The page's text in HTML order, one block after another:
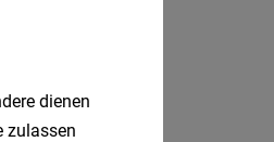
dienen
zulassen